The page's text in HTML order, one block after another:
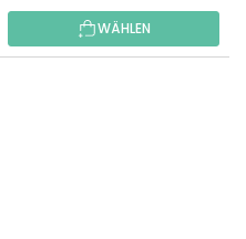
WÄHLEN